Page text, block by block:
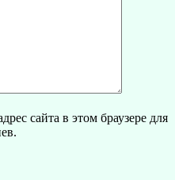
сайта в этом браузере для